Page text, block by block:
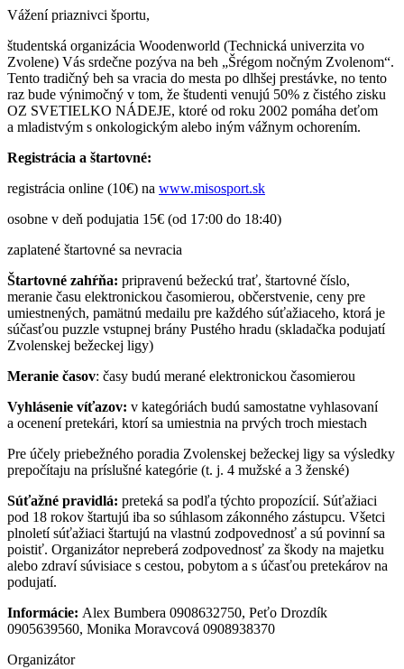
Vážení priaznivci športu,
študentská organizácia Woodenworld (Technická univerzita vo
Zvolene) Vás srdečne pozýva na beh „Šrégom nočným Zvolenom“.
Tento tradičný beh sa vracia do mesta po dlhšej prestávke, no tento
raz bude výnimočný v tom, že študenti venujú 50% z čistého zisku
OZ SVETIELKO NÁDEJE, ktoré od roku 2002 pomáha deťom
a mladistvým s onkologickým alebo iným vážnym ochorením.
Registrácia a štartovné:
registrácia online (10€) na www.misosport.sk
osobne v deň podujatia 15€ (od 17:00 do 18:40)
zaplatené štartovné sa nevracia
Štartovné zahŕňa: pripravenú bežeckú trať, štartovné číslo,
meranie času elektronickou časomierou, občerstvenie, ceny pre
umiestnených, pamätnú medailu pre každého súťažiaceho, ktorá je
súčasťou puzzle vstupnej brány Pustého hradu (skladačka podujatí
Zvolenskej bežeckej ligy)
Meranie časov: časy budú merané elektronickou časomierou
Vyhlásenie víťazov: v kategóriách budú samostatne vyhlasovaní
a ocenení pretekári, ktorí sa umiestnia na prvých troch miestach
Pre účely priebežného poradia Zvolenskej bežeckej ligy sa výsledky
prepočítaju na príslušné kategórie (t. j. 4 mužské a 3 ženské)
Súťažné pravidlá: preteká sa podľa týchto propozícií. Súťažiaci
pod 18 rokov štartujú iba so súhlasom zákonného zástupcu. Všetci
plnoletí súťažiaci štartujú na vlastnú zodpovednosť a sú povinní sa
poistiť. Organizátor nepreberá zodpovednosť za škody na majetku
alebo zdraví súvisiace s cestou, pobytom a s účasťou pretekárov na
podujatí.
Informácie: Alex Bumbera 0908632750, Peťo Drozdík
0905639560, Monika Moravcová 0908938370
Organizátor